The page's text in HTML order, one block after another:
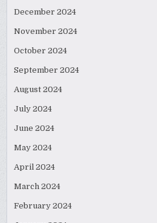
December 2024
November 2024
October 2024
September 2024
August 2024
July 2024
June 2024
May 2024
April 2024
March 2024
February 2024